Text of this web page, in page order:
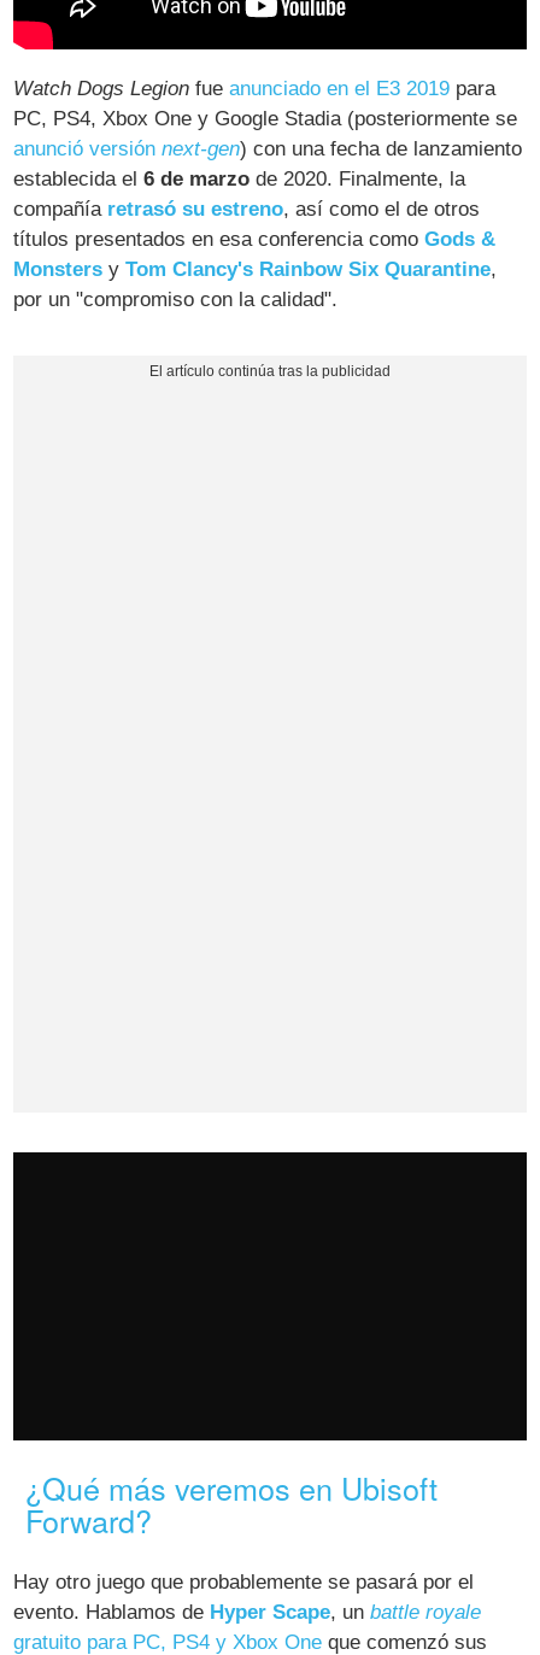
Watch Dogs Legion fueanunciado en el E3 2019 para
PC, PS4, Xbox One y Google Stadia (posteriormente se
anunció versiónnext-gen) con una fecha de lanzamiento
establecida el6 de marzo de 2020. Finalmente, la
compañía retrasó su estreno, así como el de otros
títulos presentados en esa conferencia comoGods &
Monsters yTom Clancy's Rainbow Six Quarantine,
por un "compromiso con la calidad".
¿Qué más veremos en Ubisoft
Forward?
Hay otro juego que probablemente se pasará por el
evento. Hablamos de Hyper Scape, unbattle royale
gratuito para PC, PS4 y Xbox One que comenzó sus